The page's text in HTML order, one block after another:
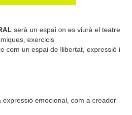
serà un espai on es viurà el teatre
exercicis
com un espai de llibertat, expressió i
expressió emocional, com a creador